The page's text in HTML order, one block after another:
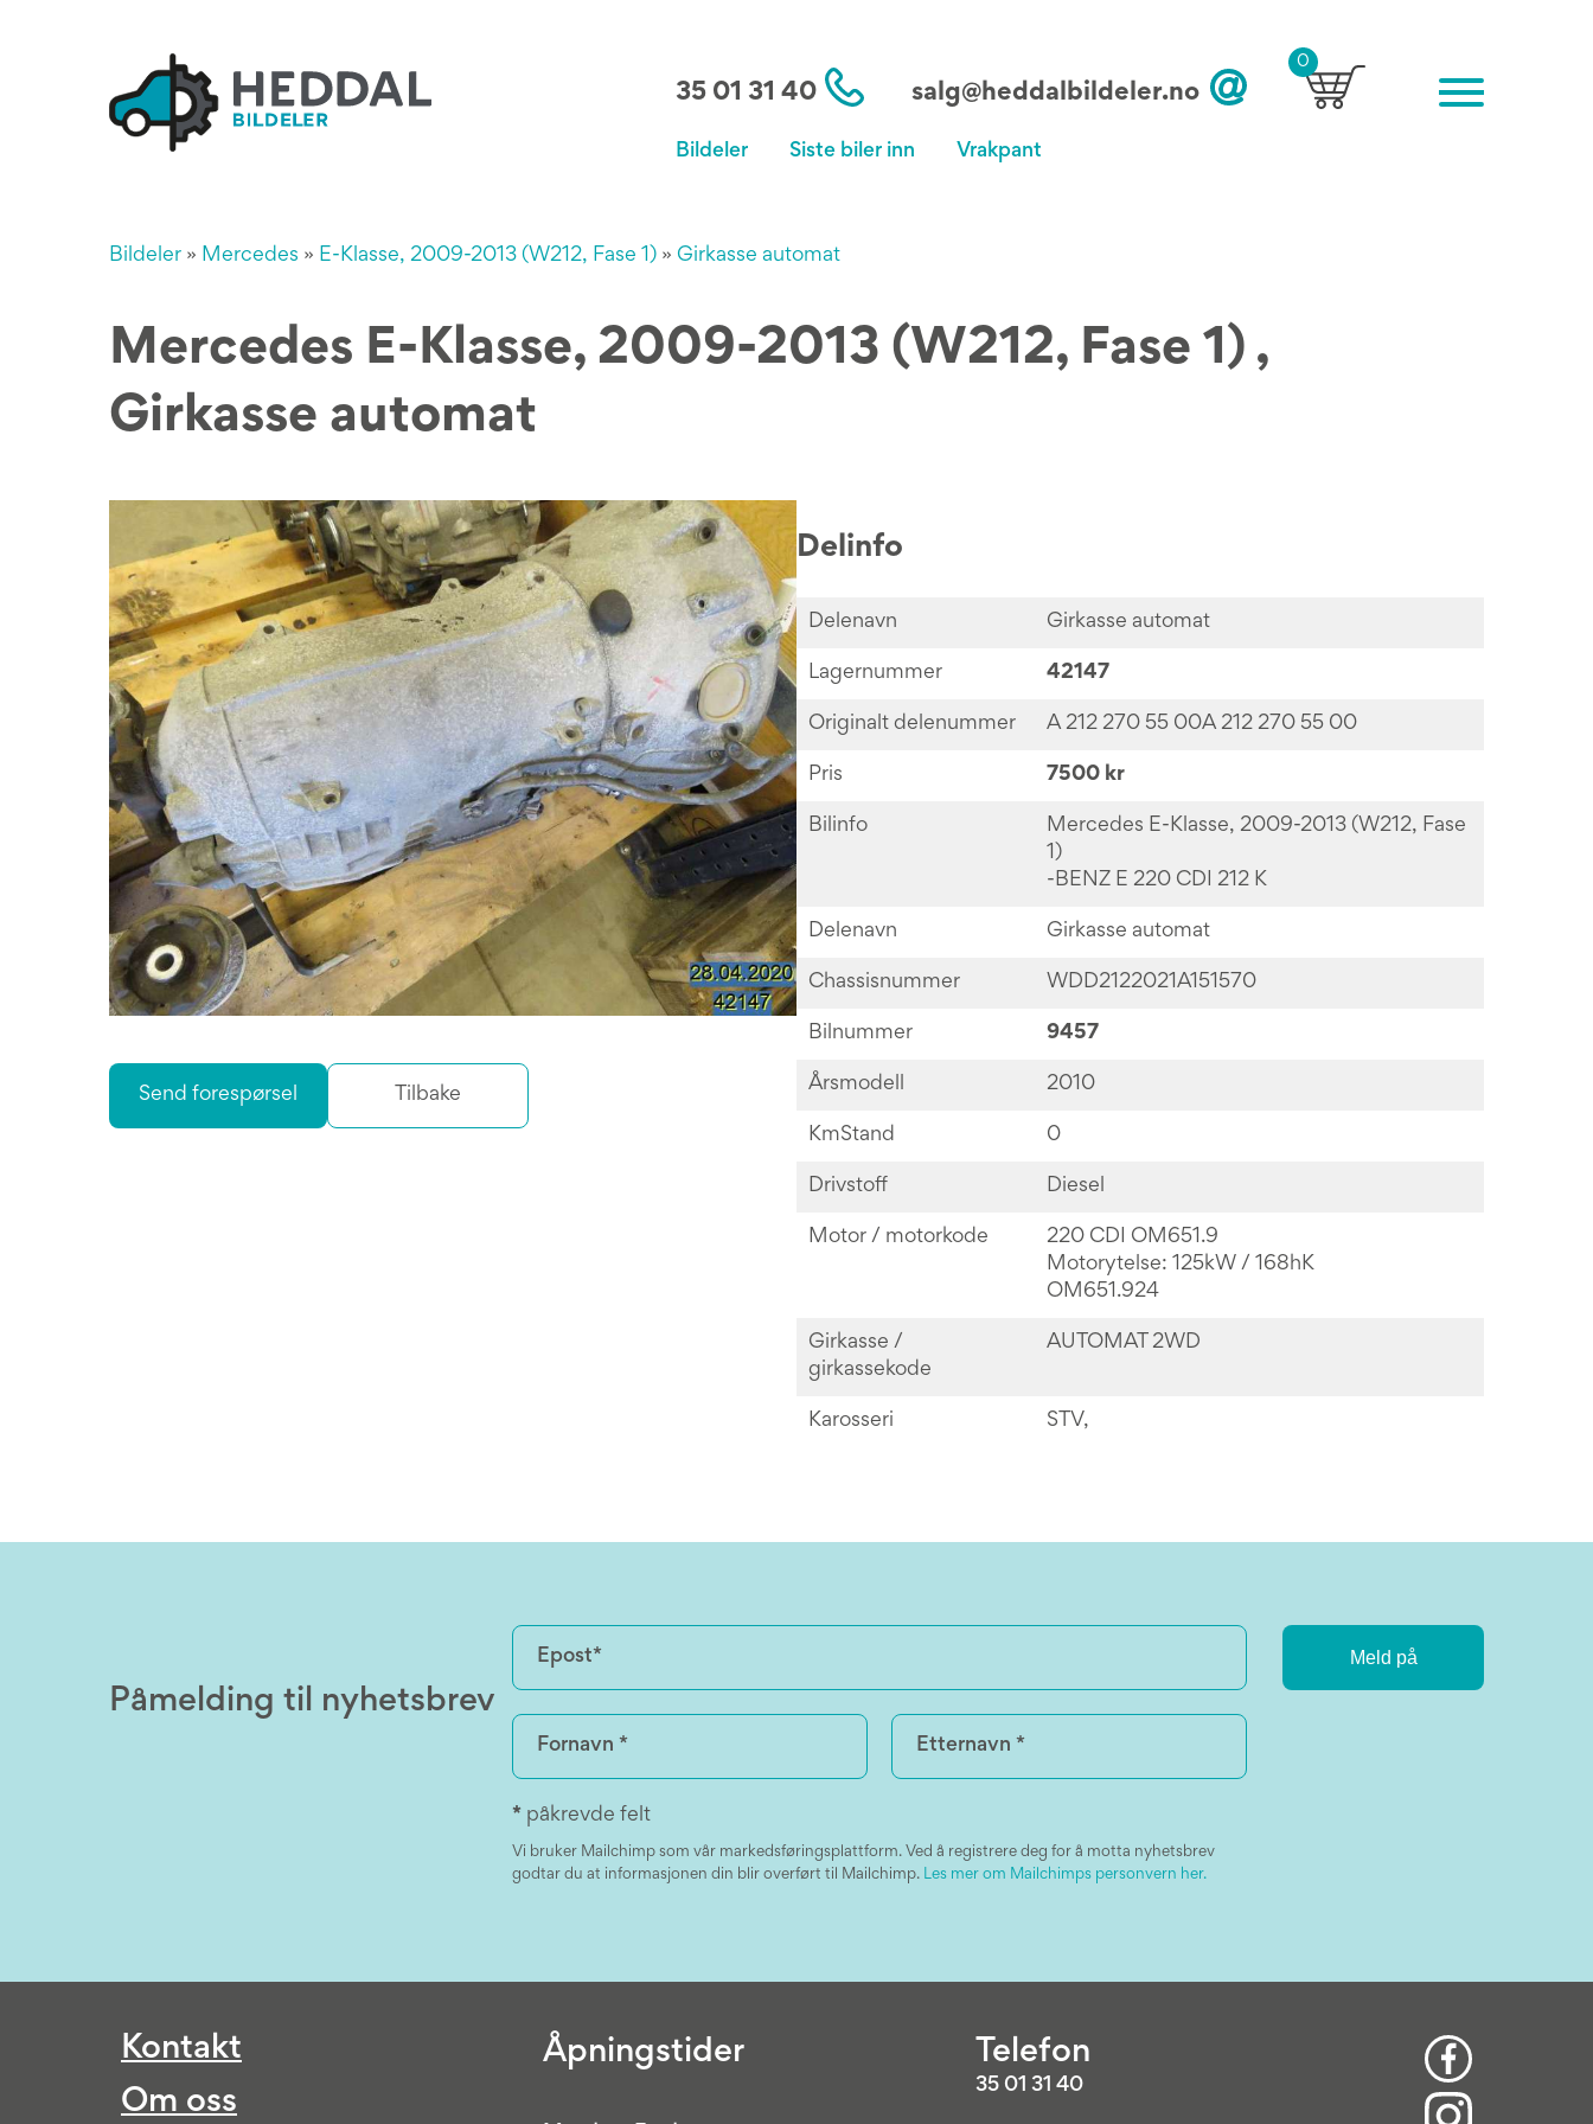
35 01 31 40 salg@heddalbildeler.no
0
Bildeler Siste biler inn Vrakpant
Bildeler » Mercedes » E-Klasse, 2009-2013 (W212, Fase 1) » Girkasse automat
Mercedes E-Klasse, 2009-2013 (W212, Fase 1) ,
Girkasse automat
Send forespørsel Tilbake
Delinfo
Delenavn Girkasse automat
Lagernummer 42147
Originalt delenummer A 212 270 55 00A 212 270 55 00
Pris 7500 kr
Bilinfo
Mercedes E-Klasse, 2009-2013 (W212, Fase
1)
-BENZ E 220 CDI 212 K
Delenavn Girkasse automat
Chassisnummer WDD2122021A151570
Bilnummer 9457
Årsmodell 2010
KmStand 0
Drivstoff Diesel
Motor / motorkode
220 CDI OM651.9
Motorytelse: 125kW / 168hK
OM651.924
Girkasse /
girkassekode
AUTOMAT 2WD
Karosseri STV,
Påmelding til nyhetsbrev
* påkrevde felt
Vi bruker Mailchimp som vår markedsføringsplattform. Ved å registrere deg for å motta nyhetsbrev
godtar du at informasjonen din blir overført til Mailchimp. Les mer om Mailchimps personvern her.
Kontakt
Om oss
Åpningstider Telefon
35 01 31 40